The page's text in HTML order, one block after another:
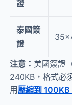
證
泰國簽
證
注意： 美國簽證
240KB，格式必
用壓縮到 100KB